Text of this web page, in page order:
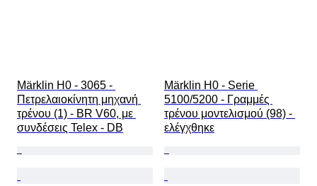
Märklin H0 - 3065 -
Πετρελαιοκίνητη μηχανή
τρένου (1) - BR V60, με
συνδέσεις Telex - DB
Märklin H0 - Serie
5100/5200 - Γραμμές
τρένου μοντελισμού (98) -
ελέγχθηκε